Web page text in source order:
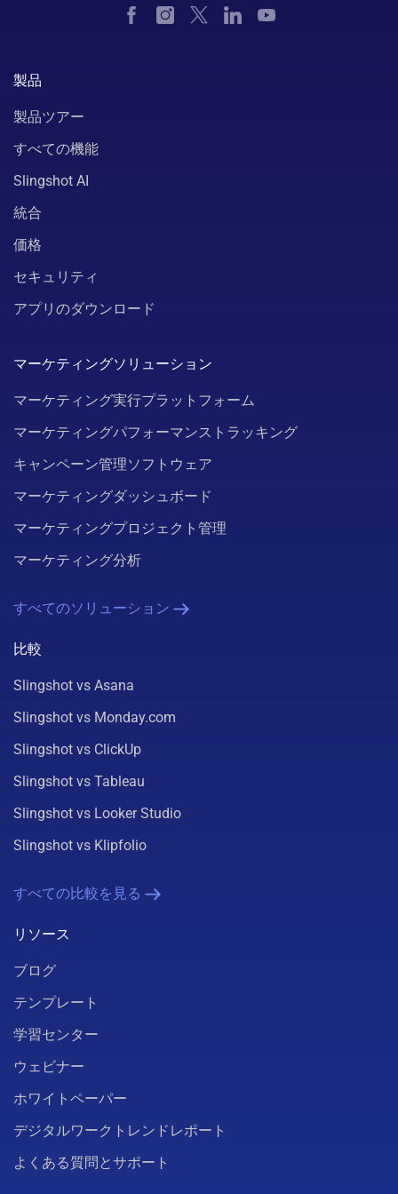
製品
製品ツアー
すべての機能
Slingshot AI
統合
価格
セキュリティ
アプリのダウンロード
マーケティングソリューション
マーケティング実行プラットフォーム
マーケティングパフォーマンストラッキング
キャンペーン管理ソフトウェア
マーケティングダッシュボード
マーケティングプロジェクト管理
マーケティング分析
すべてのソリューション
比較
Slingshot vs Asana
Slingshot vs Monday.com
Slingshot vs ClickUp
Slingshot vs Tableau
Slingshot vs Looker Studio
Slingshot vs Klipfolio
すべての比較を見る
リソース
ブログ
テンプレート
学習センター
ウェビナー
ホワイトペーパー
デジタルワークトレンドレポート
よくある質問とサポート